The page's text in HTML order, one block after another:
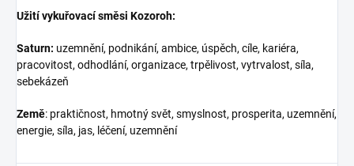
Užití vykuřovací směsi Kozoroh:
Saturn: uzemnění, podnikání, ambice, úspěch, cíle, kariéra,
pracovitost, odhodlání, organizace, trpělivost, vytrvalost, síla,
sebekázeň
Země: praktičnost, hmotný svět, smyslnost, prosperita, uzemnění,
energie, síla, jas, léčení, uzemnění